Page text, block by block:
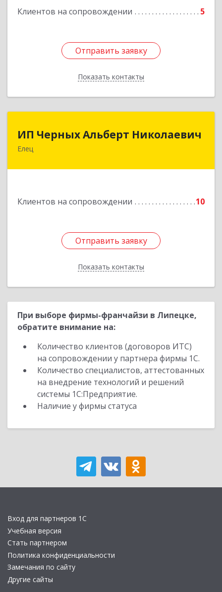
Клиентов на сопровождении 5
Отправить заявку
Показать контакты
Отправить заявку
Назад
ИП Черных Альберт Николаевич
Елец
Клиентов на сопровождении 10
Отправить заявку
Показать контакты
ИП Черных Альберт Николаевич
399771, Липецкая обл, Елец г, Н.Гусевой ул, 56А
Отправить заявку
Назад
При выборе фирмы-франчайзи в Липецке,
обратите внимание на:
Количество клиентов (договоров ИТС)
на сопровождении у партнера фирмы 1С.
Количество специалистов, аттестованных
на внедрение технологий и решений
системы 1С:Предприятие.
Наличие у фирмы статуса
Вход для партнеров 1С
Учебная версия
Стать партнером
Политика конфиденциальности
Замечания по сайту
Другие сайты